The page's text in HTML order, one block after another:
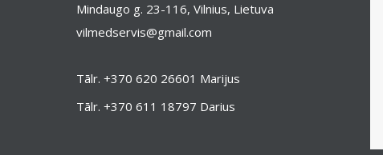
Mindaugo g. 23-116, Vilnius, Lietuva
vilmedservis@gmail.com
Tālr. +370 620 26601 Marijus
Tālr. +370 611 18797 Darius